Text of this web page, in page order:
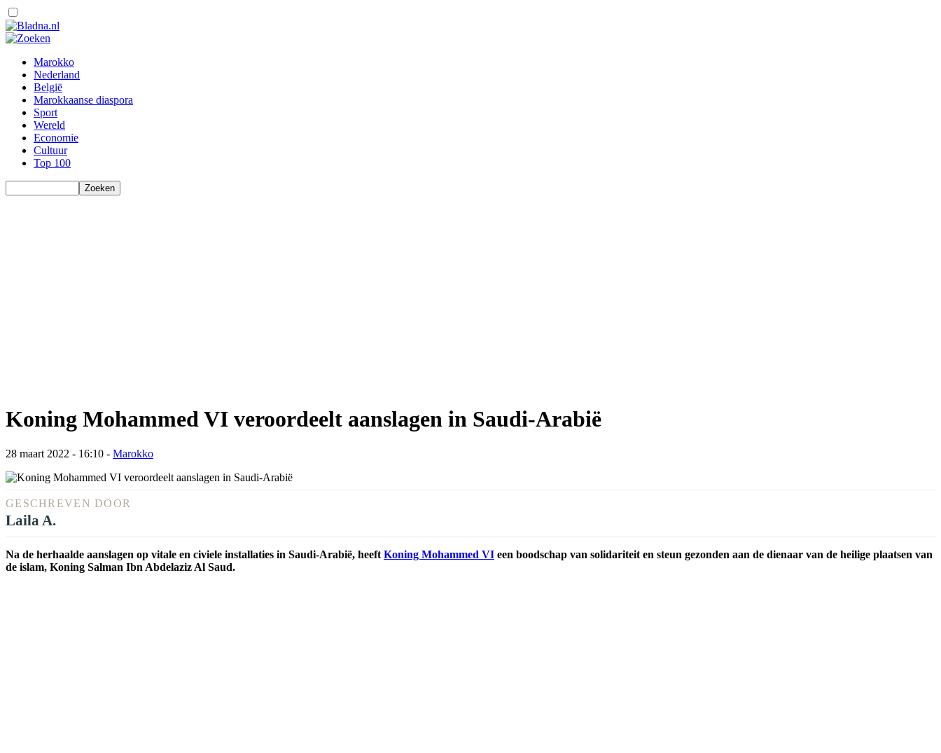
Marokko
Nederland
België
Marokkaanse diaspora
Sport
Wereld
Economie
Cultuur
Top 100
Koning Mohammed VI veroordeelt aanslagen in Saudi-Arabië
28 maart 2022 - 16:10 - Marokko
GESCHREVEN DOOR
Laila A.
Na de herhaalde aanslagen op vitale en civiele installaties in Saudi-Arabië, heeft Koning Mohammed VI een boodschap van solidariteit en steun gezonden aan de dienaar van de heilige plaatsen van
de islam, Koning Salman Ibn Abdelaziz Al Saud.